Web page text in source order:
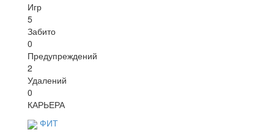
Игр
5
Забито
0
Предупреждений
2
Удалений
0
КАРЬЕРА
ФИТ